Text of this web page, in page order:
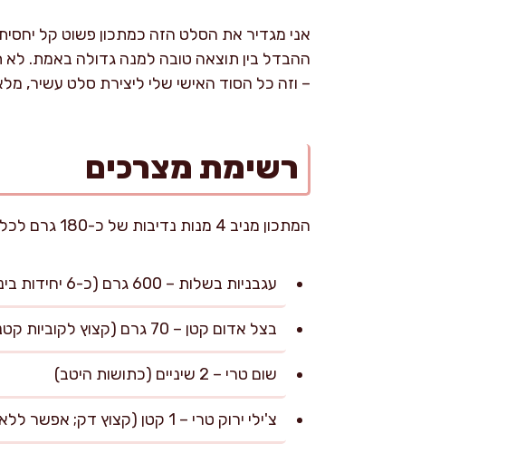
אני מגדיר את הסלט הזה כמתכון פשוט קל
ההבדל בין תוצאה טובה למנה גדולה באמת.
– וזה כל הסוד האישי שלי ליצירת סלט עשיר,
רשימת מצרכים
המתכון מניב 4 מנות נדיבות של כ-180 גרם לכל מנה.
עגבניות בשלות – 600 גרם (כ-6 יחידות בינוניות, שטופות וקצוצות גס)
בצל אדום קטן – 70 גרם (קצוץ לקוביות קטנות)
שום טרי – 2 שיניים (כתושות היטב)
צ'ילי ירוק טרי – 1 קטן (קצוץ דק; אפשר ללא הגרעינים למי שמעדיף חריפות מעודנת)